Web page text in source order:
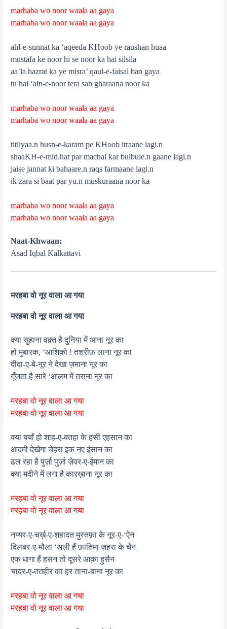
marhaba wo noor waala aa gaya
marhaba wo noor waala aa gaya
ahl-e-sunnat ka ‘aqeeda KHoob ye raushan huaa
mustafa ke noor hi se noor ka hai silsila
aa’la hazrat ka ye misra’ qaul-e-faisal ban gaya
tu hai ‘ain-e-noor tera sab gharaana noor ka
marhaba wo noor waala aa gaya
marhaba wo noor waala aa gaya
titliyaa.n husn-e-karam pe KHoob itraane lagi.n
shaaKH-e-mid.hat par machal kar bulbule.n gaane lagi.n
jaise jannat ki bahaare.n raqs farmaane lagi.n
ik zara si baat par yu.n muskuraana noor ka
marhaba wo noor waala aa gaya
marhaba wo noor waala aa gaya
Naat-Khwaan:
Asad Iqbal Kalkattavi
मरहबा वो नूर वाला आ गया
मरहबा वो नूर वाला आ गया
क्या सुहाना वक़्त है दुनिया में आना नूर का
हो मुबारक, ‘आशिक़ो ! तशरीफ़ लाना नूर का
दीदा-ए-बे-नूर ने देखा ज़माना नूर का
गूँजता है सारे ‘आलम में तराना नूर का
मरहबा वो नूर वाला आ गया
मरहबा वो नूर वाला आ गया
क्या बयाँ हो शाह-ए-बतहा के हसीं एहसान का
आदमी देखेगा चेहरा इक नए इंसान का
ढल रहा है पुर्ज़ा पुर्ज़ा ज़ेवर-ए-ईमान का
क्या मदीने में लगा है कारख़ाना नूर का
मरहबा वो नूर वाला आ गया
मरहबा वो नूर वाला आ गया
नय्यर-ए-चर्ख़-ए-शहादत मुस्तफ़ा के नूर-ए-‘ऐन
दिलबर-ए-मौला ‘अली हैं फ़ातिमा ज़हरा के चैन
एक धागा हैं हसन तो दूसरे आक़ा हुसैन
चादर-ए-ततहीर का हर ताना-बाना नूर का
मरहबा वो नूर वाला आ गया
मरहबा वो नूर वाला आ गया